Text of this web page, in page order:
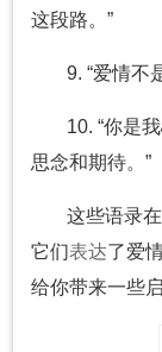
这段路。”
9. “爱情不
10. “你是
思念和期待。”
这些语录
它们表达了爱
给你带来一些